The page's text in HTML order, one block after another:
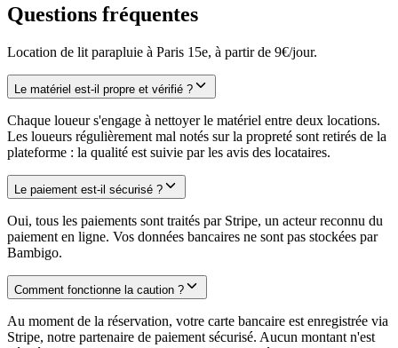
Questions fréquentes
Location de lit parapluie à Paris 15e, à partir de 9€/jour.
Le matériel est-il propre et vérifié ?
Chaque loueur s'engage à nettoyer le matériel entre deux locations.
Les loueurs régulièrement mal notés sur la propreté sont retirés de la
plateforme : la qualité est suivie par les avis des locataires.
Le paiement est-il sécurisé ?
Oui, tous les paiements sont traités par Stripe, un acteur reconnu du
paiement en ligne. Vos données bancaires ne sont pas stockées par
Bambigo.
Comment fonctionne la caution ?
Au moment de la réservation, votre carte bancaire est enregistrée via
Stripe, notre partenaire de paiement sécurisé. Aucun montant n'est